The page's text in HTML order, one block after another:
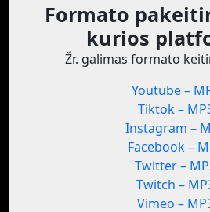
Formato
kurios
Žr. galimas formato
Youtube –
Tiktok –
Instagram –
Facebook –
Twitter –
Twitch –
Vimeo –